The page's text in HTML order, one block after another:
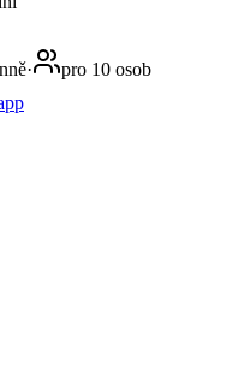
·
pro 10 osob